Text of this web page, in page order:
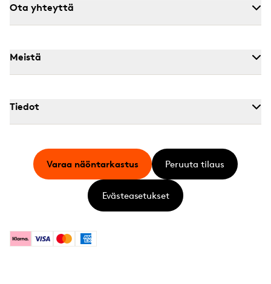
Ota yhteyttä
Meistä
Tiedot
KlarnaVisa MastercardAmerican Express
Varaa näöntarkastus Peruuta tilaus
Evästeasetukset